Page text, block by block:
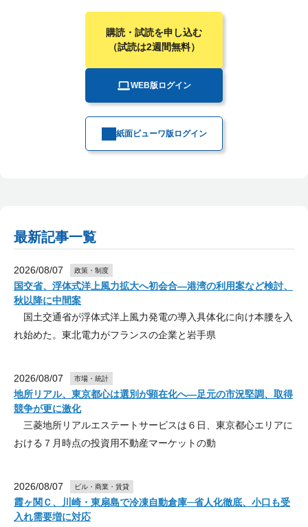
購読・試読を申し込む
（試読は2週間無料）
WEB版ログイン
紙面ビューワ版ログイン
最新記事一覧
2026/08/07 政策・制度
国交省、浮体式洋上風力拡大へ初会合―港湾の利用案など検討、
秋以降に中間案
国土交通省が浮体式洋上風力発電の導入具体化に向け本腰を入
れ始めた。東北電力がフランスの企業と岩手県
2026/08/07 市場・統計
地所リアル、東京都心は選別が顕在化へ―足元の市況堅調、取得
競争が更に激化
三菱地所リアルエステートサービスは６日、東京都心エリアに
おける７月時点の投資用不動産マーケットの動
2026/08/07 ビル・商業・賃貸
霞ヶ関Ｃ、川崎・東扇島で冷凍自動倉庫─省人化徹底、小口も受
入れ需要増に対応